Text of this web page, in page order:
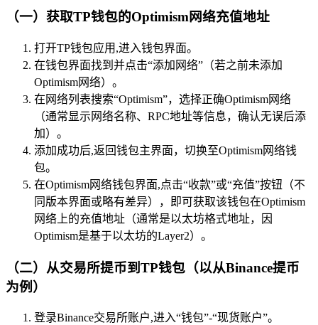
（一）获取TP钱包的Optimism网络充值地址
打开TP钱包应用,进入钱包界面。
在钱包界面找到并点击“添加网络”（若之前未添加
Optimism网络）。
在网络列表搜索“Optimism”，选择正确Optimism网络
（通常显示网络名称、RPC地址等信息，确认无误后添
加）。
添加成功后,返回钱包主界面，切换至Optimism网络钱
包。
在Optimism网络钱包界面,点击“收款”或“充值”按钮（不
同版本界面或略有差异），即可获取该钱包在Optimism
网络上的充值地址（通常是以太坊格式地址，因
Optimism是基于以太坊的Layer2）。
（二）从交易所提币到TP钱包（以从Binance提币
为例）
登录Binance交易所账户,进入“钱包”-“现货账户”。